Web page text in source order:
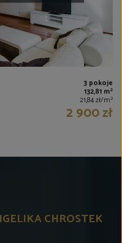
3 pokoje
132,81 m2
21,84 zł/m2
2 900 zł
CHROSTEK